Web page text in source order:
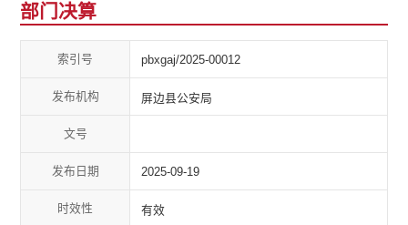
部门决算
索引号 pbxgaj/2025-00012
发布机构 屏边县公安局
文号
发布日期 2025-09-19
时效性 有效